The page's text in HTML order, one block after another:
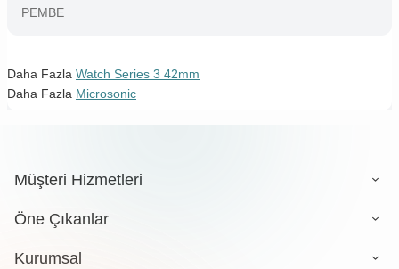
PEMBE
Daha Fazla Watch Series 3 42mm
Daha Fazla Microsonic
Müşteri Hizmetleri
Öne Çıkanlar
Kurumsal